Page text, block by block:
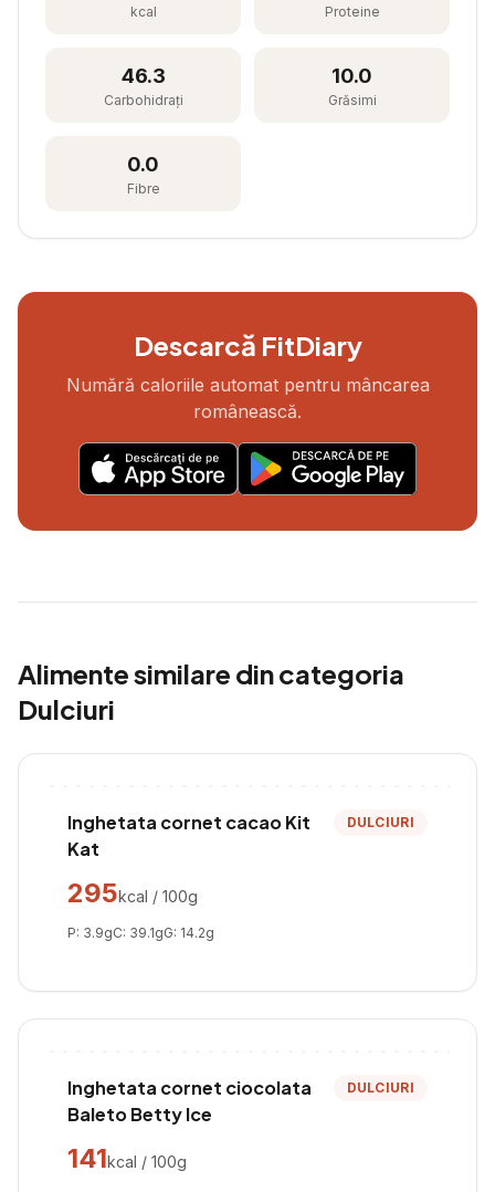
kcal Proteine
46.3
Carbohidrați
10.0
Grăsimi
0.0
Fibre
Descarcă FitDiary
Numără caloriile automat pentru mâncarea
românească.
Alimente similare din categoria
Dulciuri
Inghetata cornet cacao Kit
Kat
DULCIURI
295kcal / 100g
P: 3.9gC: 39.1gG: 14.2g
Inghetata cornet ciocolata
Baleto Betty Ice
DULCIURI
141kcal / 100g